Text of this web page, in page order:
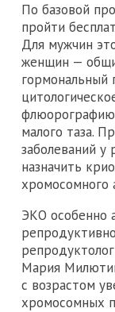
По базовой
пройти
Для мужчин
женщин —
гормональный
малого таза.
заболеваний
назначить
хромосомного
ЭКО особенно
Мария
с возрастом
хромосомных